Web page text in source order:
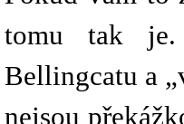
tomu tak je.
Bellingcatu a
nejsou